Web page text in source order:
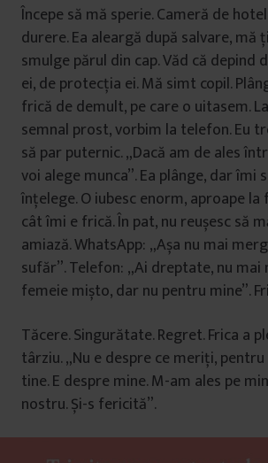
Începe să mă sperie. Cameră de
durere. Ea aleargă după salvare, mă
smulge părul din cap. Văd că depind
ei, de protecția ei. Mă simt copil.
frică de demult, pe care o uitasem.
semnal prost, vorbim la telefon. Eu
să par puternic. „Dacă am de ales
voi alege munca”. Ea plânge, dar îmi
înțelege. O iubesc enorm, aproape
cât îmi e frică. În pat, nu reușesc să
amiază. WhatsApp: „Așa nu mai
sufăr”. Telefon: „Ai dreptate, nu mai
femeie mișto, dar nu pentru mine”.
Tăcere. Singurătate. Regret. Frica a
târziu. „Nu e despre ce meriți,
tine. E despre mine. M-am ales pe
nostru. Și-s fericită”.